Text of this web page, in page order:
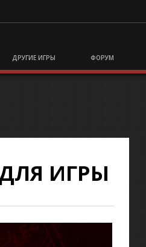
ДРУГИЕ ИГРЫ ФОРУМ
ИГРЫ